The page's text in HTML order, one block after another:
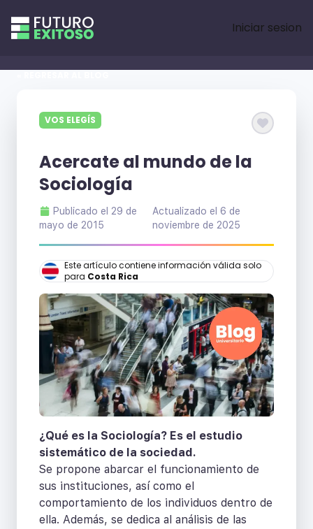
Iniciar sesion
VOS ELEGÍS
Acercate al mundo de la
Sociología
Publicado el 29 de
mayo de 2015
Actualizado el 6 de
noviembre de 2025
Este artículo contiene información válida solo
para Costa Rica
¿Qué es la Sociología? Es el estudio
sistemático de la sociedad.
Se propone abarcar el funcionamiento de
sus instituciones, así como el
comportamiento de los individuos dentro de
ella. Además, se dedica al análisis de las